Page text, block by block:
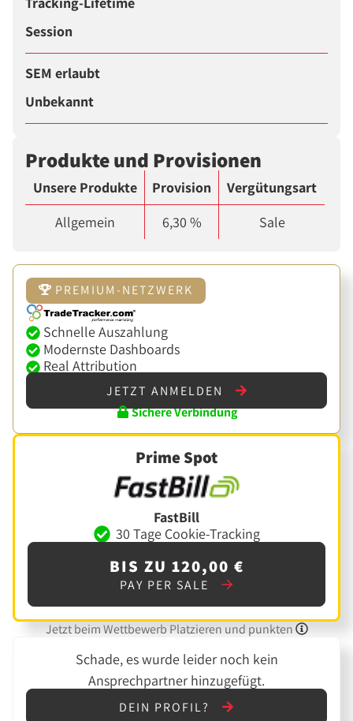
Session
SEM erlaubt
Unbekannt
Produkte und Provisionen
Unsere Produkte Provision
Vergütungsart
Allgemein
6,30 % Sale
PREMIUM-NETZWERK
Schnelle Auszahlung
Modernste Dashboards
Real Attribution
JETZT ANMELDEN
Sichere Verbindung
Prime Spot
FastBill
30 Tage Cookie-Tracking
BIS ZU 120,00 €
PAY PER SALE
Jetzt beim Wettbewerb Platzieren und punkten
Schade, es wurde leider noch kein
Ansprechpartner hinzugefügt.
DEIN PROFIL?